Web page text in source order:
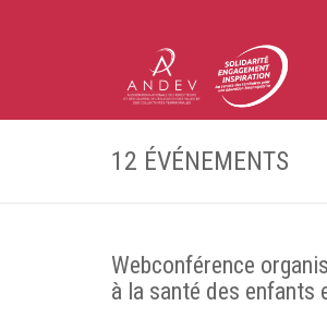
12 ÉVÉNEMENTS
Webconférence
à la santé des enfants